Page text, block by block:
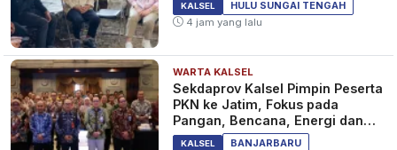
Saat Pergantian Tahun Wisata
Pantai di Tanahlaut Sepi, Ini
Kata Bupati Sukamta
KALSEL 5 tahun yang lalu
KALSEL
HULU SUNGAI TENGAH
4 jam yang lalu
WARTA KALSEL
Sekdaprov Kalsel Pimpin Peserta
PKN ke Jatim, Fokus pada
Pangan, Bencana, Energi dan
Ekonomi
KALSEL
BANJARBARU